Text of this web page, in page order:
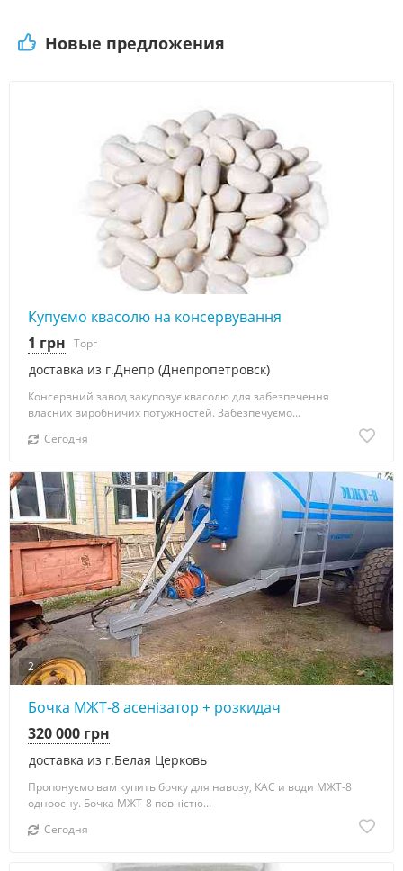
Новые предложения
Купуємо квасолю на консервування
доставка из г.Днепр (Днепропетровск)
1 грн Торг
Консервний завод закуповує квасолю для забезпечення
власних виробничих потужностей. Забезпечуємо...
Сегодня
2
Бочка МЖТ-8 асенізатор + розкидач
доставка из г.Белая Церковь
320 000 грн
Пропонуємо вам купить бочку для навозу, КАС и води МЖТ-8
одноосну. Бочка МЖТ-8 повністю...
Сегодня